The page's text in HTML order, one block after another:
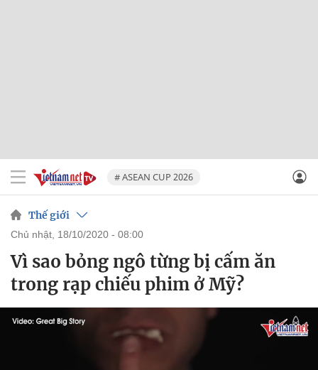
# ASEAN CUP 2026
Thế giới
chủ nhật, 18/10/2020 - 08:00
Vì sao bỏng ngô từng bị cấm ăn
trong rạp chiếu phim ở Mỹ?